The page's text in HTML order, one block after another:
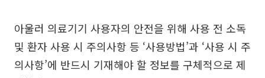
아울러 의료기기 사용자의 안전을 위해 사용 전 소독
및 환자 사용 시 주의사항 등 ‘사용방법’과 ‘사용 시 주
의사항’에 반드시 기재해야 할 정보를 구체적으로 제